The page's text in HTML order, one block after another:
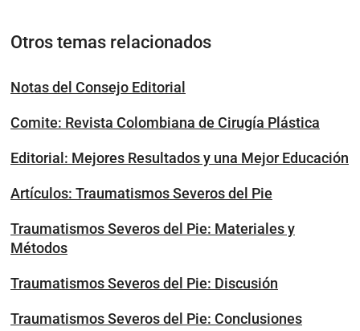
Otros temas relacionados
Notas del Consejo Editorial
Comite: Revista Colombiana de Cirugía Plástica
Editorial: Mejores Resultados y una Mejor Educación
Artículos: Traumatismos Severos del Pie
Traumatismos Severos del Pie: Materiales y
Métodos
Traumatismos Severos del Pie: Discusión
Traumatismos Severos del Pie: Conclusiones